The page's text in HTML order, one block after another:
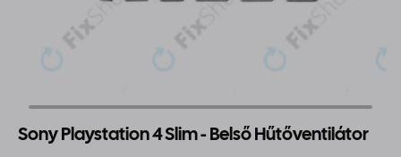
Sony Playstation 4 Slim - Belső Hűtőventilátor